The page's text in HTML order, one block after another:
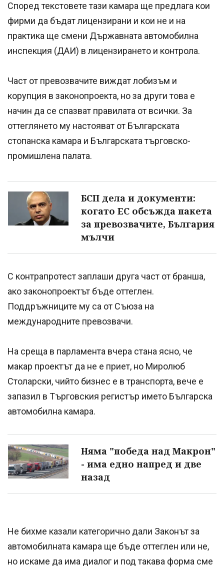
Според текстовете тази камара ще предлага кои
фирми да бъдат лицензирани и кои не и на
практика ще смени Държавната автомобилна
инспекция (ДАИ) в лицензирането и контрола.
Част от превозвачите виждат лобизъм и
корупция в законопроекта, но за други това е
начин да се спазват правилата от всички. За
оттеглянето му настояват от Българската
стопанска камара и Българската търговско-
промишлена палата.
БСП дела и документи:
когато ЕС обсъжда пакета
за превозвачите, България
мълчи
С контрапротест заплаши друга част от бранша,
ако законопроектът бъде оттеглен.
Поддръжниците му са от Съюза на
международните превозвачи.
На среща в парламента вчера стана ясно, че
макар проектът да не е приет, но Миролюб
Столарски, чийто бизнес е в транспорта, вече е
запазил в Търговския регистър името Българска
автомобилна камара.
Няма "победа над Макрон"
- има едно напред и две
назад
Не бихме казали категорично дали Законът за
автомобилната камара ще бъде оттеглен или не,
но искаме да има диалог и под такава форма сме